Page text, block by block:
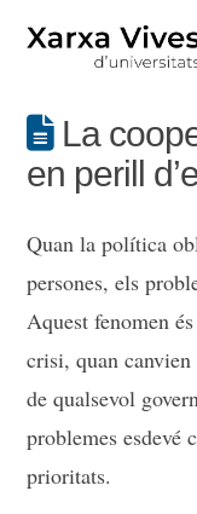
La
en perill
Quan la política
persones, els
Aquest fenomen
crisi, quan
de qualsevol
problemes esdevé
prioritats.